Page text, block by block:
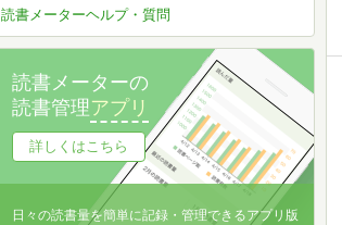
読書メーターヘルプ・質問
読書メーターの
読書管理アプリ
詳しくはこちら
日々の読書量を簡単に記録・管理できるアプリ版